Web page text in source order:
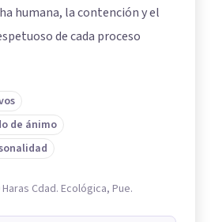
humana, la contención y el
de cada proceso
de ánimo
Cdad. Ecológica, Pue.